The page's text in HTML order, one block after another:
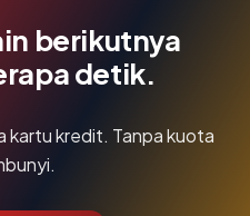
berikutnya
detik.
kartu kredit. Tanpa kuota